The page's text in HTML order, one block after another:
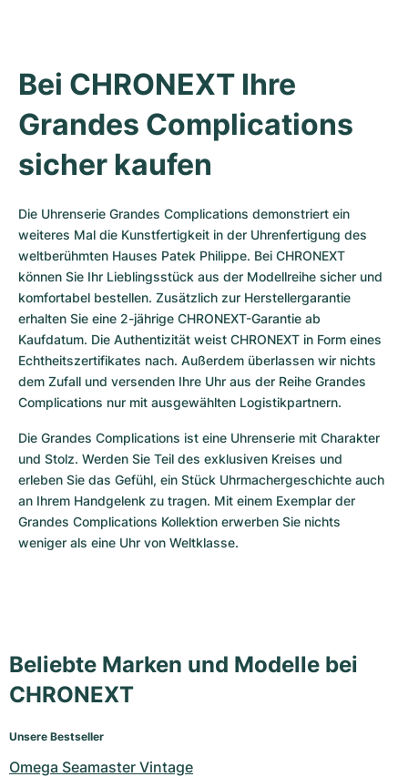
Bei CHRONEXT Ihre
Grandes Complications
sicher kaufen
Die Uhrenserie Grandes Complications demonstriert ein
weiteres Mal die Kunstfertigkeit in der Uhrenfertigung des
weltberühmten Hauses Patek Philippe. Bei CHRONEXT
können Sie Ihr Lieblingsstück aus der Modellreihe sicher und
komfortabel bestellen. Zusätzlich zur Herstellergarantie
erhalten Sie eine 2-jährige CHRONEXT-Garantie ab
Kaufdatum. Die Authentizität weist CHRONEXT in Form eines
Echtheitszertifikates nach. Außerdem überlassen wir nichts
dem Zufall und versenden Ihre Uhr aus der Reihe Grandes
Complications nur mit ausgewählten Logistikpartnern.
Die Grandes Complications ist eine Uhrenserie mit Charakter
und Stolz. Werden Sie Teil des exklusiven Kreises und
erleben Sie das Gefühl, ein Stück Uhrmachergeschichte auch
an Ihrem Handgelenk zu tragen. Mit einem Exemplar der
Grandes Complications Kollektion erwerben Sie nichts
weniger als eine Uhr von Weltklasse.
Beliebte Marken und Modelle bei
CHRONEXT
Unsere Bestseller
Omega Seamaster Vintage